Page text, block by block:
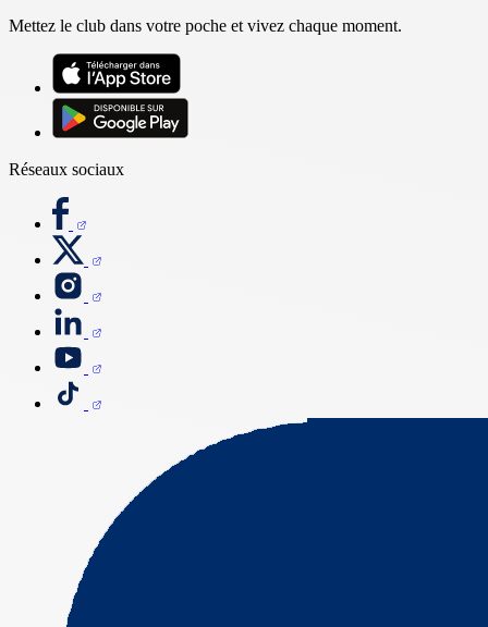
Mettez le club dans votre poche et vivez chaque moment.
Réseaux sociaux